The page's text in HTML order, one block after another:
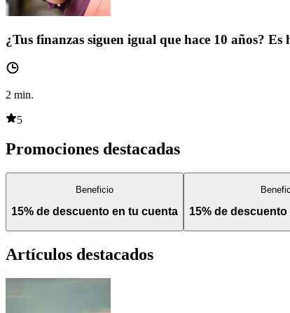
¿Tus finanzas siguen igual que hace 10 años?
2 min.
5
Promociones destacadas
Beneficio
15% de descuento en tu cuenta 15% de
Artículos destacados